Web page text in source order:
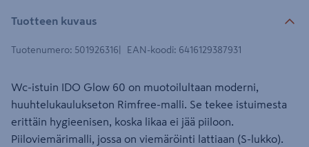
Tuotteen kuvaus
Tuotenumero: 501926316 EAN-koodi: 6416129387931
Wc-istuin IDO Glow 60 on muotoilultaan moderni,
huuhtelukaulukseton Rimfree-malli. Se tekee istuimesta
erittäin hygieenisen, koska likaa ei jää piiloon.
Piiloviemärimalli, jossa on viemäröinti lattiaan (S-lukko).